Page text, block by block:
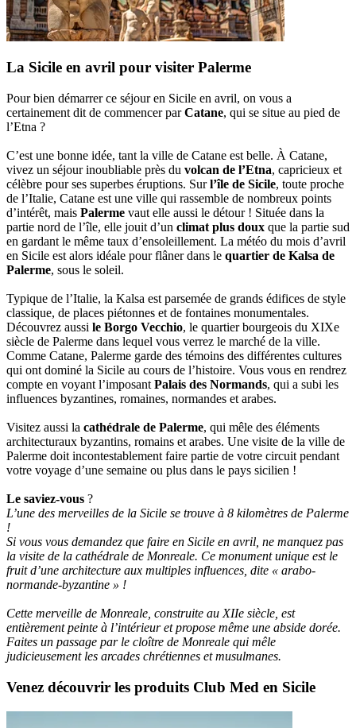
La Sicile en avril pour visiter Palerme
Pour bien démarrer ce séjour en Sicile en avril, on vous a
certainement dit de commencer parCatane, qui se situe au pied de
l’Etna ?
C’est une bonne idée, tant la ville de Catane est belle. À Catane,
vivez un séjour inoubliable près du volcan de l’Etna, capricieux et
célèbre pour ses superbes éruptions. Surl’île de Sicile, toute proche
de l’Italie, Catane est une ville qui rassemble de nombreux points
d’intérêt, mais Palerme vaut elle aussi le détour ! Située dans la
partie nord de l’île, elle jouit d’un climat plus doux que la partie sud
en gardant le même taux d’ensoleillement. La météo du mois d’avril
en Sicile est alors idéale pour flâner dans le quartier de Kalsa de
Palerme, sous le soleil.
Typique de l’Italie, la Kalsa est parsemée de grands édifices de style
classique, de places piétonnes et de fontaines monumentales.
Découvrez aussi le Borgo Vecchio, le quartier bourgeois du XIXe
siècle de Palerme dans lequel vous verrez le marché de la ville.
Comme Catane, Palerme garde des témoins des différentes cultures
qui ont dominé la Sicile au cours de l’histoire. Vous vous en rendrez
compte en voyant l’imposant Palais des Normands, qui a subi les
influences byzantines, romaines, normandes et arabes.
Visitez aussi la cathédrale de Palerme, qui mêle des éléments
architecturaux byzantins, romains et arabes. Une visite de la ville de
Palerme doit incontestablement faire partie de votre circuit pendant
votre voyage d’une semaine ou plus dans le pays sicilien !
Le saviez-vous ?
L’une des merveilles de la Sicile se trouve à 8 kilomètres de Palerme
!
Si vous vous demandez que faire en Sicile en avril, ne manquez pas
la visite de la cathédrale de Monreale. Ce monument unique est le
fruit d’une architecture aux multiples influences, dite « arabo-
normande-byzantine » !
Cette merveille de Monreale, construite au XIIe siècle, est
entièrement peinte à l’intérieur et propose même une abside dorée.
Faites un passage par le cloître de Monreale qui mêle
judicieusement les arcades chrétiennes et musulmanes.
Venez découvrir les produits Club Med en Sicile